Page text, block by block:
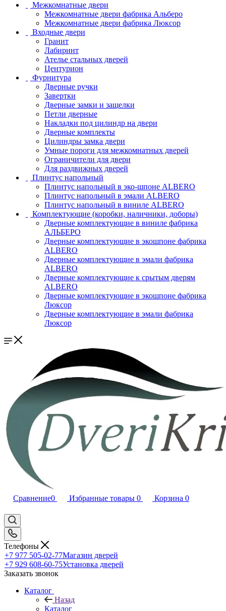
Межкомнатные двери
Межкомнатные двери фабрика Альберо
Межкомнатные двери фабрика Люксор
Входные двери
Гранит
Лабиринт
Ателье стальных дверей
Центурион
Фурнитура
Дверные ручки
Завертки
Дверные замки и защелки
Петли дверные
Накладки под цилиндр на двери
Дверные комплекты
Цилиндры замка двери
Умные пороги для межкомнатных дверей
Ограничители для двери
Для раздвижных дверей
Плинтус напольный
Плинтус напольный в эко-шпоне ALBERO
Плинтус напольный в эмали ALBERO
Плинтус напольный в виниле ALBERO
Комплектующие (коробки, наличники, доборы)
Дверные комплектующие в виниле фабрика
АЛЬБЕРО
Дверные комплектующие в экошпоне фабрика
ALBERO
Дверные комплектующие в эмали фабрика
ALBERO
Дверные комплектующие к срытым дверям
ALBERO
Дверные комплектующие в экошпоне фабрика
Люксор
Дверные комплектующие в эмали фабрика
Люксор
Сравнение0 Избранные товары 0 Корзина 0
Телефоны
+7 977 505-02-77Магазин дверей
+7 929 608-60-75Установка дверей
Заказать звонок
Каталог
Назад
Каталог